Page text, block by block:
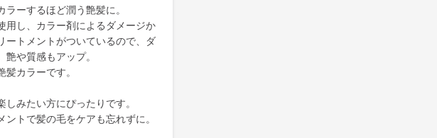
ーするほど潤う艶髪に。
用し、カラー剤によるダメージか
ートメントがついているので、ダ
や質感もアップ。
カラーです。
みたい方にぴったりです。
トで髪の毛をケアも忘れずに。